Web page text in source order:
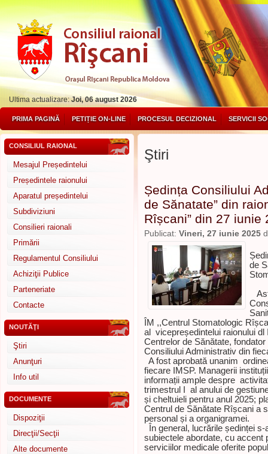
Ultima actualizare:Joi, 06 august 2026
PRIMA PAGINĂ PETIȚIE ON-LINE PROCESUL DECIZIONAL SERVICII
CONSILIUL RAIONAL
Mesajul Președintelui
Președintele raionului
Aparatul președintelui
Subdiviziuni
Consilieri raionali
Primării
Regulamentul Consiliului
Achiziţii Publice
Parteneriate
Contacte
NOUTĂŢI
Ştiri
Anunţuri
Info util
DOCUMENTE
Dispoziţii
Direcţii/Secţii
Alte documente
Ştiri
Ședința Consiliului
de Sănatate” din
Rîșcani” din 27 iunie
Publicat: Vineri, 27 iunie 2025
de
ÎM ,,Centrul Stomatologic
al vicepreședintelui raionului
Centrelor de Sănătate,
Consiliului Administrativ din
A fost aprobată unanim
fiecare IMSP. Managerii
informații ample despre
trimestrul I al anului de
și cheltuieli pentru anul 2025;
Centrul de Sănătate Rîșcani a
personal și a organigramei.
În general, lucrările ședinței
subiectele abordate, cu accent
serviciilor medicale oferite